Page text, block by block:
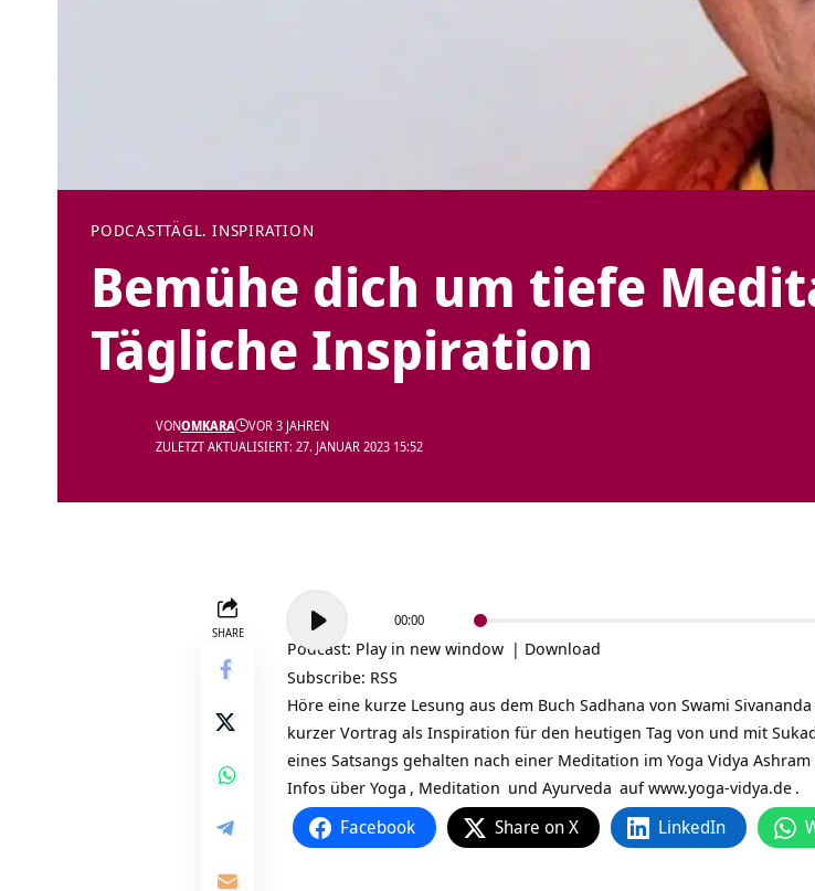
PODCASTTÄGL. INSPIRATION
Bemühe dich um tiefe
Tägliche Inspiration
ZULETZT AKTUALISIERT: 27. JANUAR 2023 15:52
VONOMKARA VOR 3 JAHREN
SHARE
Audio-
Player
00:00
Podcast: Play in new window | Download
Subscribe: RSS
Höre eine kurze Lesung aus dem Buch Sadhana von Swami
kurzer Vortrag als Inspiration für den heutigen Tag von und mit
eines Satsangs gehalten nach einer Meditation im Yoga Vidya
Infos über Yoga , Meditation und Ayurveda aufwww.yoga-vidya.de .
Facebook Share on X LinkedIn